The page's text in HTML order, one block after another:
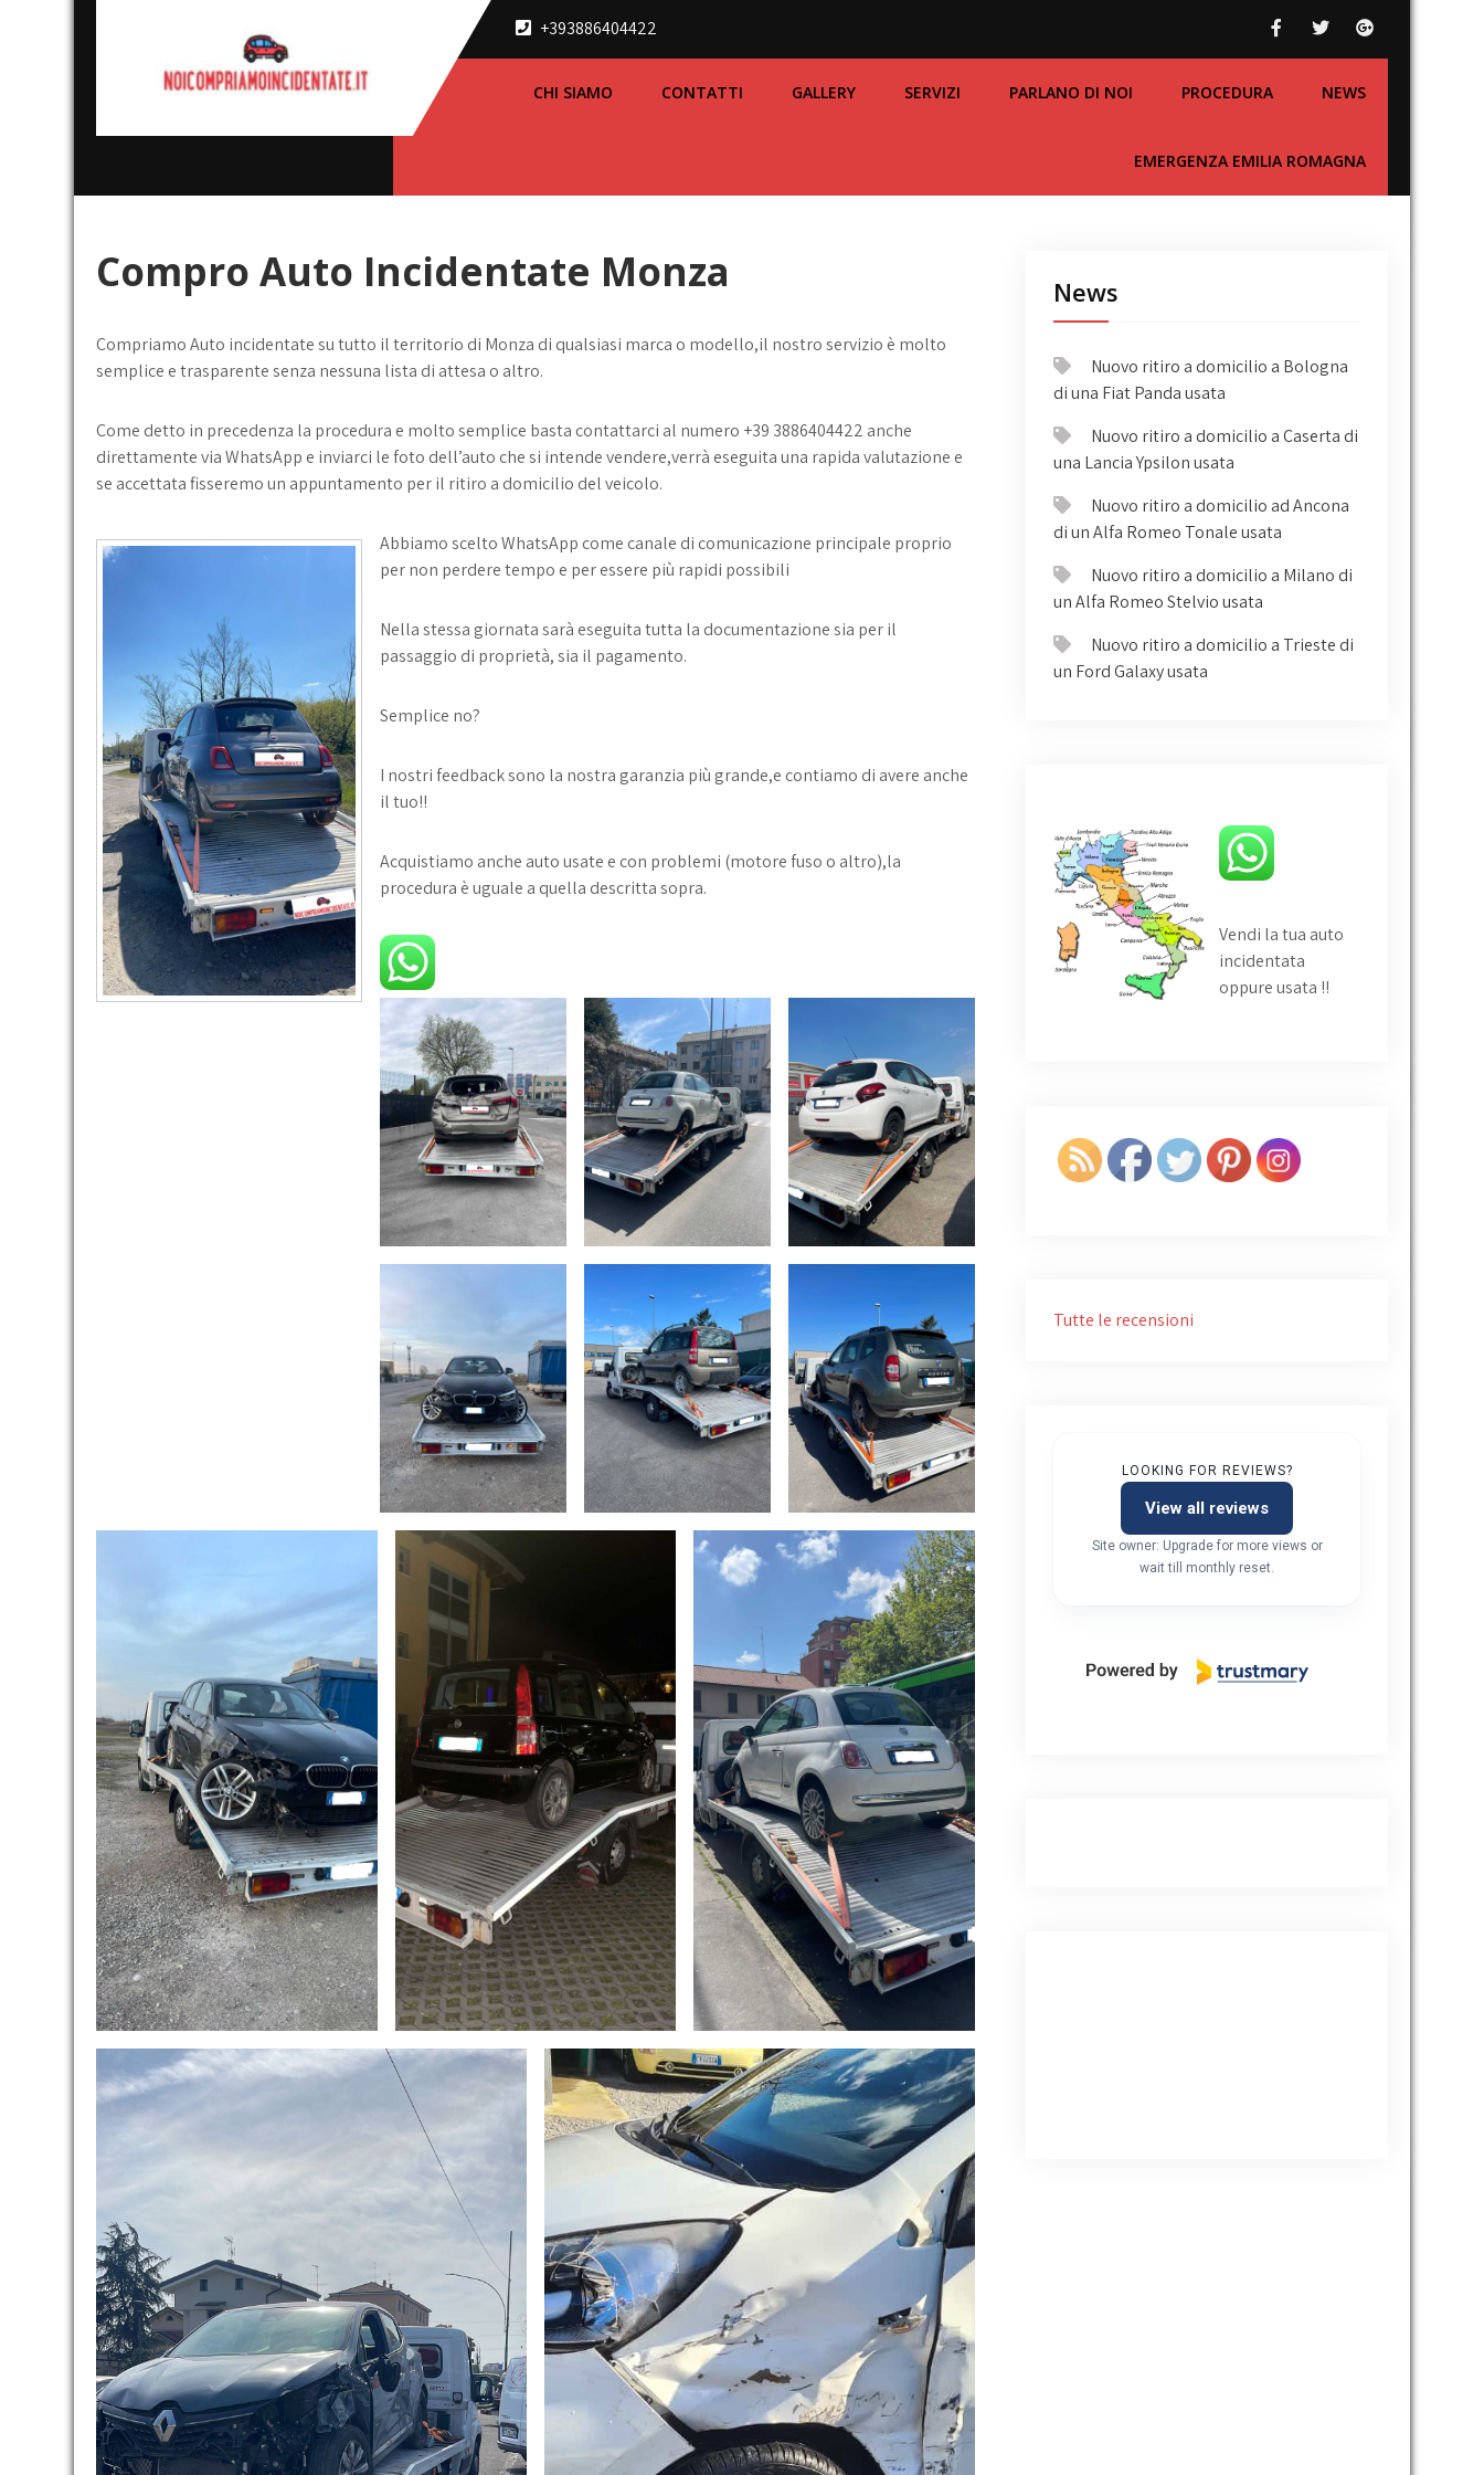
+393886404422
Noi
incidentate
automobili
CHI SIAMO CONTATTI GALLERY SERVIZI PARLANO DI NOI PROCEDURA NEWS
EMERGENZA EMILIA ROMAGNA
Compro Auto Incidentate Monza
Compriamo Auto incidentate su tutto il territorio di Monza di qualsiasi marca o modello,il nostro servizio è molto
semplice e trasparente senza nessuna lista di attesa o altro.
Come detto in precedenza la procedura e molto semplice basta contattarci al numero +39 3886404422 anche
direttamente via WhatsApp e inviarci le foto dell’auto che si intende vendere,verrà eseguita una rapida valutazione e
se accettata fisseremo un appuntamento per il ritiro a domicilio del veicolo.
Abbiamo scelto WhatsApp come canale di comunicazione principale proprio
per non perdere tempo e per essere più rapidi possibili
Nella stessa giornata sarà eseguita tutta la documentazione sia per il
passaggio di proprietà, sia il pagamento.
Semplice no?
I nostri feedback sono la nostra garanzia più grande,e contiamo di avere anche
il tuo!!
Acquistiamo anche auto usate e con problemi (motore fuso o altro),la
procedura è uguale a quella descritta sopra.
News
Nuovo ritiro a domicilio a Bologna
di una Fiat Panda usata
Nuovo ritiro a domicilio a Caserta di
una Lancia Ypsilon usata
Nuovo ritiro a domicilio ad Ancona
di un Alfa Romeo Tonale usata
Nuovo ritiro a domicilio a Milano di
un Alfa Romeo Stelvio usata
Nuovo ritiro a domicilio a Trieste di
un Ford Galaxy usata
Vendi la tua auto
incidentata
oppure usata !!
Tutte le recensioni
LOOKING FOR REVIEWS?
View all reviews
Site owner: Upgrade for more views or
wait till monthly reset.